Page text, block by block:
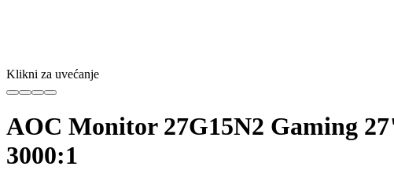
Klikni za uvećanje
AOC Monitor 27G15N2 Gaming
3000:1